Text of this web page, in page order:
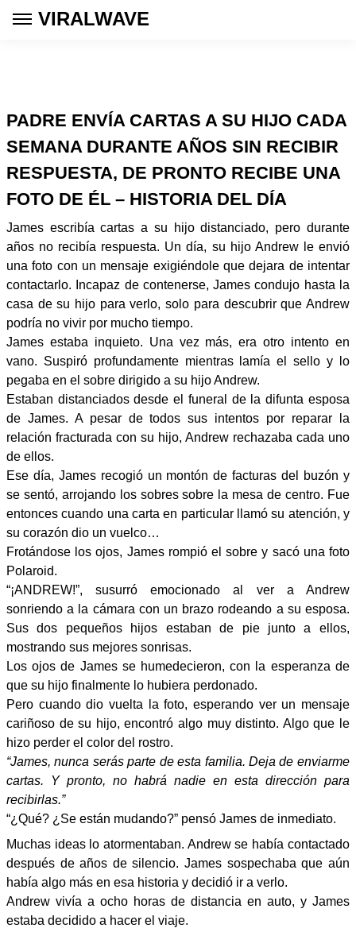
VIRALWAVE
PADRE ENVÍA CARTAS A SU HIJO CADA
SEMANA DURANTE AÑOS SIN RECIBIR
RESPUESTA, DE PRONTO RECIBE UNA
FOTO DE ÉL – HISTORIA DEL DÍA
James escribía cartas a su hijo distanciado, pero durante
años no recibía respuesta. Un día, su hijo Andrew le envió
una foto con un mensaje exigiéndole que dejara de intentar
contactarlo. Incapaz de contenerse, James condujo hasta la
casa de su hijo para verlo, solo para descubrir que Andrew
podría no vivir por mucho tiempo.
James estaba inquieto. Una vez más, era otro intento en
vano. Suspiró profundamente mientras lamía el sello y lo
pegaba en el sobre dirigido a su hijo Andrew.
Estaban distanciados desde el funeral de la difunta esposa
de James. A pesar de todos sus intentos por reparar la
relación fracturada con su hijo, Andrew rechazaba cada uno
de ellos.
Ese día, James recogió un montón de facturas del buzón y
se sentó, arrojando los sobres sobre la mesa de centro. Fue
entonces cuando una carta en particular llamó su atención, y
su corazón dio un vuelco…
Frotándose los ojos, James rompió el sobre y sacó una foto
Polaroid.
“¡ANDREW!”, susurró emocionado al ver a Andrew
sonriendo a la cámara con un brazo rodeando a su esposa.
Sus dos pequeños hijos estaban de pie junto a ellos,
mostrando sus mejores sonrisas.
Los ojos de James se humedecieron, con la esperanza de
que su hijo finalmente lo hubiera perdonado.
Pero cuando dio vuelta la foto, esperando ver un mensaje
cariñoso de su hijo, encontró algo muy distinto. Algo que le
hizo perder el color del rostro.
“James, nunca serás parte de esta familia. Deja de enviarme
cartas. Y pronto, no habrá nadie en esta dirección para
recibirlas.”
“¿Qué? ¿Se están mudando?” pensó James de inmediato.
Muchas ideas lo atormentaban. Andrew se había contactado
después de años de silencio. James sospechaba que aún
había algo más en esa historia y decidió ir a verlo.
Andrew vivía a ocho horas de distancia en auto, y James
estaba decidido a hacer el viaje.